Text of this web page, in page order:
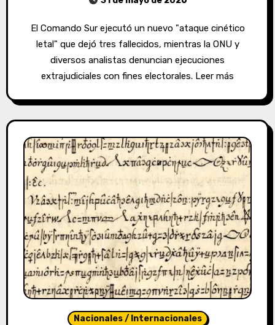
El Comando Sur ejecutó un nuevo "ataque cinético
letal" que dejó tres fallecidos, mientras la ONU y
diversos analistas denuncian ejecuciones
extrajudiciales con fines electorales. Leer más
Nacionales / Internacionales